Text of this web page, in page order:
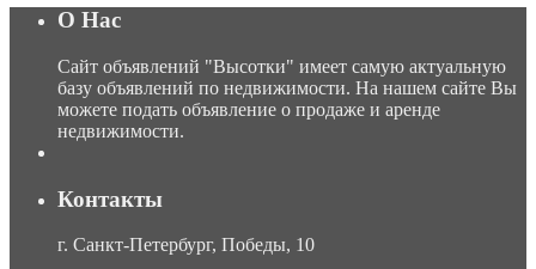
О Нас
Сайт объявлений "Высотки" имеет самую актуальную
базу объявлений по недвижимости. На нашем сайте Вы
можете подать объявление о продаже и аренде
недвижимости.
Контакты
г. Санкт-Петербург, Победы, 10